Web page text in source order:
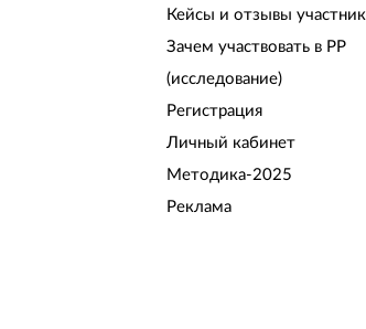
Кейсы и отзывы
Зачем участвовать в РР
(исследование)
Регистрация
Личный кабинет
Методика-2025
Реклама